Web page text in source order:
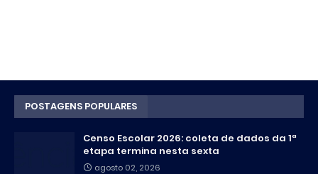
POSTAGENS POPULARES
Censo Escolar 2026: coleta de dados da 1ª
etapa termina nesta sexta
agosto 02, 2026